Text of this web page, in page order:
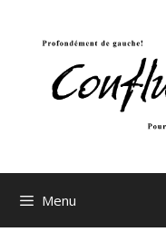
Menu